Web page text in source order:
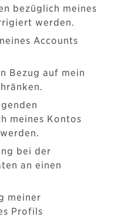
bezüglich meines
werden.
Accounts
Bezug auf mein
meines Kontos
bei der
an einen
meiner
Profils